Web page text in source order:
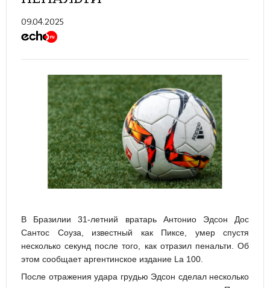
09.04.2025
В Бразилии 31-летний вратарь Антонио Эдсон Дос
Сантос Соуза, известный как Пиксе, умер спустя
несколько секунд после того, как отразил пенальти. Об
этом сообщает аргентинское издание La 100.
После отражения удара грудью Эдсон сделал несколько